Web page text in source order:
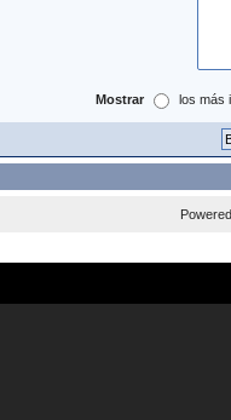
Mostrar los más